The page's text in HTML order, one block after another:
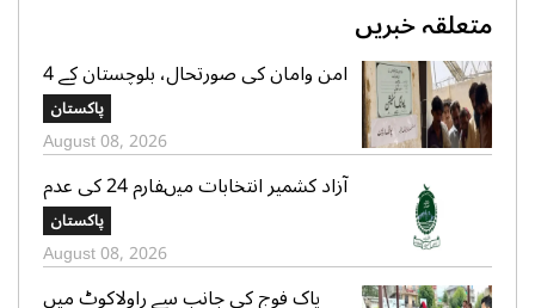
متعلقہ خبریں
امن وامان کی صورتحال، بلوچستان کے 4
بلدیاتی حلقوں میں آج ہونیوالی پولنگ
ملتوی
پاکستان
August 08, 2026
آزاد کشمیر انتخابات میںفارم 24 کی عدم
فراہمی کے دعوے بے بنیاد ہیں، الیکشن
کمیشن کی وضاحت
پاکستان
August 08, 2026
پاک فوج کی جانب سے راولاکوٹ میں